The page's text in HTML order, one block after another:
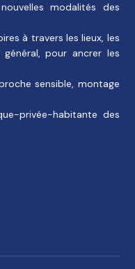
modalités des
à travers les lieux, les
général, pour ancrer les
sensible, montage
privée-habitante des